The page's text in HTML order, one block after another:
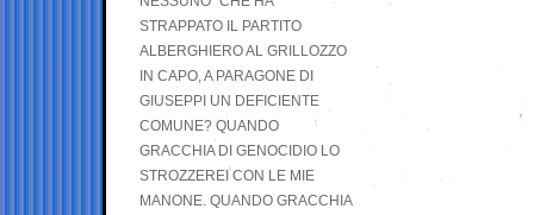
STRAPPATO IL PARTITO
ALBERGHIERO AL GRILLOZZO
IN CAPO, A PARAGONE DI
GIUSEPPI UN DEFICIENTE
COMUNE? QUANDO
GRACCHIA DI GENOCIDIO LO
STROZZEREI CON LE MIE
MANONE. QUANDO GRACCHIA